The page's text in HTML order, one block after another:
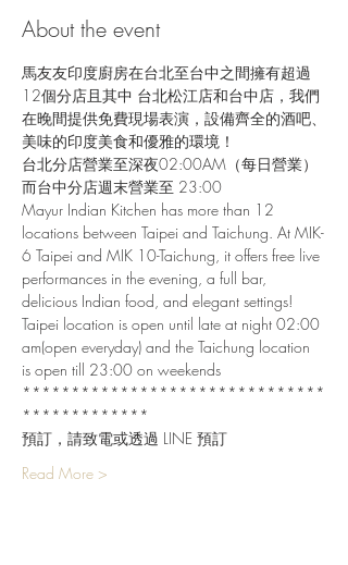
About the event
馬友友印度廚房在台北至台中之間擁有超過
12個分店且其中 台北松江店和台中店，我們
在晚間提供免費現場表演，設備齊全的酒吧、
美味的印度美食和優雅的環境！
台北分店營業至深夜02:00AM（每日營業）
而台中分店週末營業至 23:00
Mayur Indian Kitchen has more than 12
locations between Taipei and Taichung. At MIK-
6 Taipei and MIK 10-Taichung, it offers free live
performances in the evening, a full bar,
delicious Indian food, and elegant settings!
Taipei location is open until late at night 02:00
am(open everyday) and the Taichung location
is open till 23:00 on weekends
*******************************
*************
預訂，請致電或透過 LINE 預訂
Read More >